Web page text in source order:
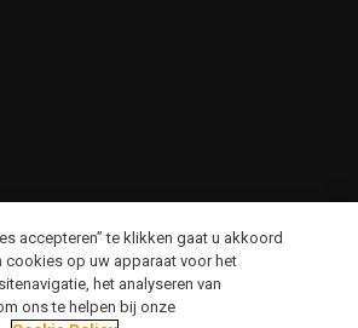
accepteren” te klikken gaat u akkoord
cookies op uw apparaat voor het
het analyseren van
ons te helpen bij onze